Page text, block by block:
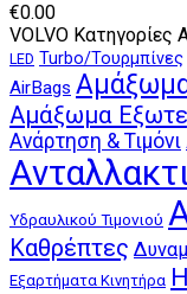
€0.00
VOLVO Κατηγορίες
LED Turbo/Τουρμπίνες
AirBags
Αμάξωμα
Ανάρτηση & Τιμόνι
Υδραυλικού Τιμονιού
Καθρέπτες
Εξαρτήματα Κινητήρα